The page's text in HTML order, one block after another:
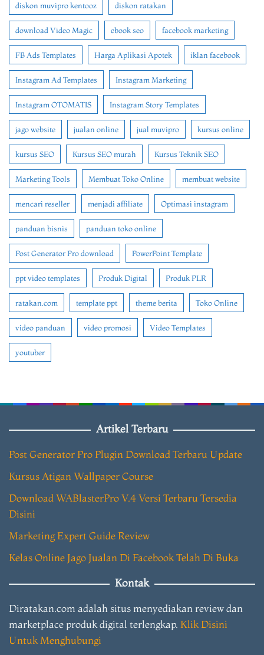
diskon muvipro kentooz diskon ratakan
download Video Magic ebook seo facebook marketing
FB Ads Templates Harga Aplikasi Apotek iklan facebook
Instagram Ad Templates Instagram Marketing
Instagram OTOMATIS Instagram Story Templates
jago website jualan online jual muvipro kursus online
kursus SEO Kursus SEO murah Kursus Teknik SEO
Marketing Tools Membuat Toko Online membuat website
mencari reseller menjadi affiliate Optimasi instagram
panduan bisnis panduan toko online
Post Generator Pro download PowerPoint Template
ppt video templates Produk Digital Produk PLR
ratakan.com template ppt theme berita Toko Online
video panduan video promosi Video Templates
youtuber
Artikel Terbaru
Post Generator Pro Plugin Download Terbaru Update
Kursus Atigan Wallpaper Course
Download WABlasterPro V.4 Versi Terbaru Tersedia
Disini
Marketing Expert Guide Review
Kelas Online Jago Jualan Di Facebook Telah Di Buka
Kontak
Diratakan.com adalah situs menyediakan review dan
marketplace produk digital terlengkap. Klik Disini
Untuk Menghubungi